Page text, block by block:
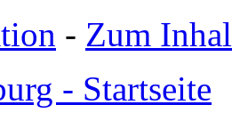
- Zum
- Startseite